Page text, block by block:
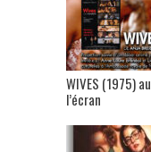
WIVES (1975)
l’écran